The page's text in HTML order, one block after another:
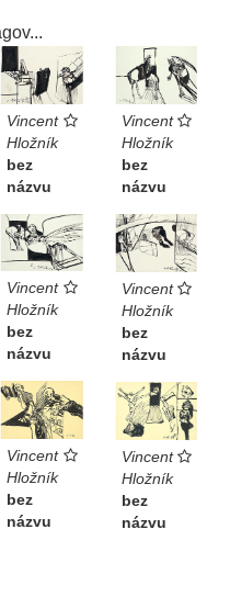
Vincent
Hložník
bez
názvu
Vincent
Hložník
bez
názvu
Vincent
Hložník
bez
názvu
Vincent
Hložník
bez
názvu
Vincent
Hložník
bez
názvu
Vincent
Hložník
bez
názvu